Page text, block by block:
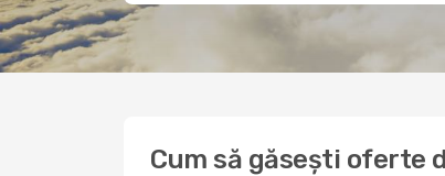
Cum să găsești oferte